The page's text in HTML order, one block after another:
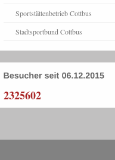
Sportstättenbetrieb Cottbus
Stadtsportbund Cottbus
2325602